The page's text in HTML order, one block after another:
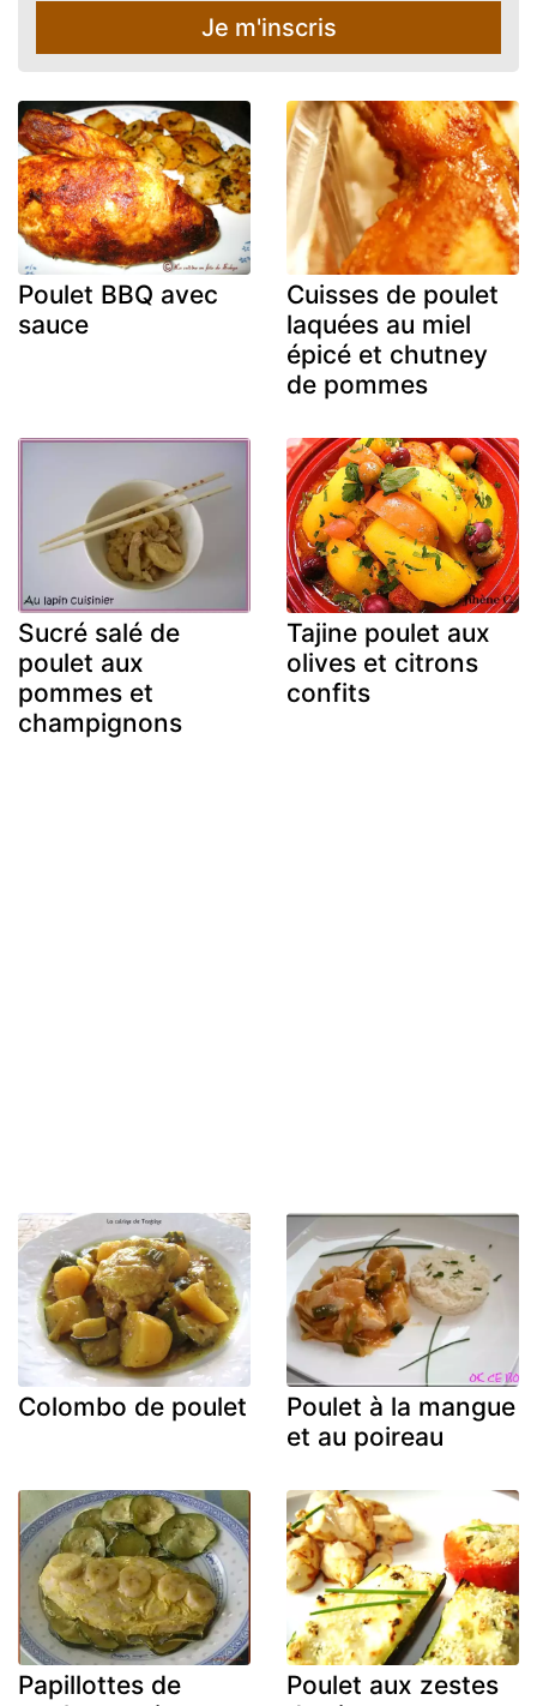
Je m'inscris
Poulet BBQ avec
sauce
Cuisses de poulet
laquées au miel
épicé et chutney
de pommes
Sucré salé de
poulet aux
pommes et
champignons
Tajine poulet aux
olives et citrons
confits
Colombo de poulet
Poulet à la mangue
et au poireau
Papillottes de
Poulet aux zestes